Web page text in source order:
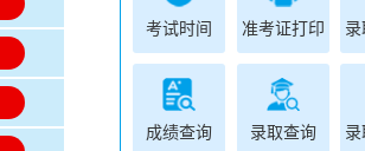
考试时间 准考证打印
成绩查询 录取查询